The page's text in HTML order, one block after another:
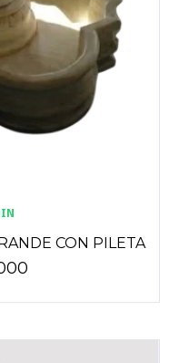
CON PILETA